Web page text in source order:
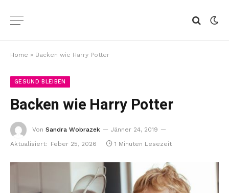
Home » Backen wie Harry Potter
GESUND BLEIBEN
Backen wie Harry Potter
Von Sandra Wobrazek
Jänner 24, 2019
Aktualisiert:
Feber 25, 2026 1 Minuten Lesezeit